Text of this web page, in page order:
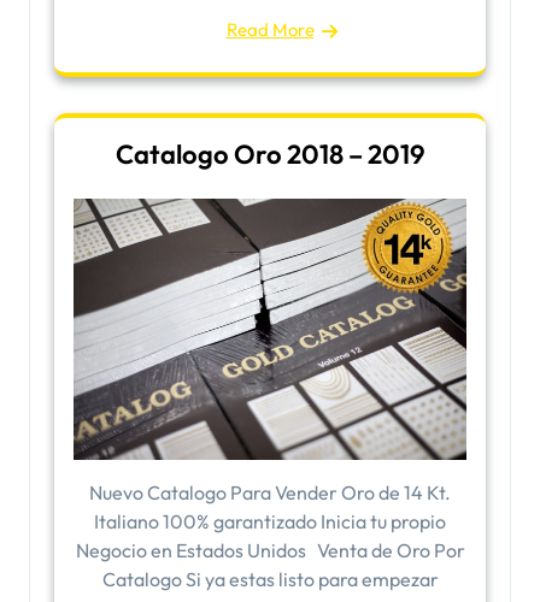
Read More
Catalogo Oro 2018 – 2019
Nuevo Catalogo Para Vender Oro de 14 Kt.
Italiano 100% garantizado Inicia tu propio
Negocio en Estados Unidos Venta de Oro Por
Catalogo Si ya estas listo para empezar